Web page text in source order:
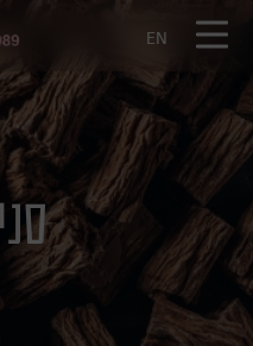
דלג לסרגל הניווט
דלג לתוכן
EN